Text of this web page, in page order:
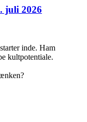
juli 2026
inde. Ham
kultpotentiale.